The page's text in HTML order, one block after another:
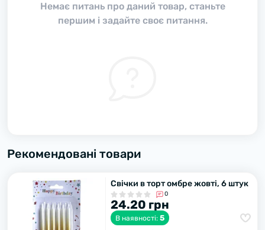
Немає питань про даний товар, станьте
першим і задайте своє питання.
Рекомендовані товари
Свічки в торт омбре жовті, 6 штук
0
24.20 грн
В наявності: 5